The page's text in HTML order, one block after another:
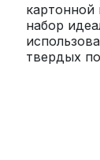
картонной
набор
твердых